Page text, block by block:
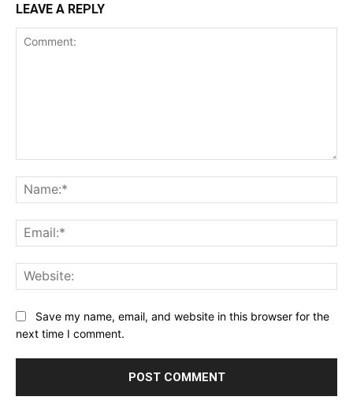
LEAVE A REPLY
Save my name, email, and website in this browser for the
next time I comment.